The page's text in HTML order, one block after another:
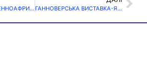
КИТАЙСЬКА (ПІВДЕННОАФРИКАНСЬКА) ВИСТАВКА 2023 ГАННОВЕРСЬКА ВИСТАВКА-ЯРМАРОК 2024